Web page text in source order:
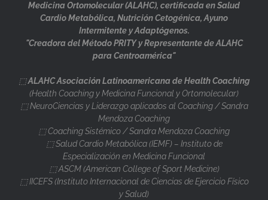
Medicina Ortomolecular (ALAHC), certificada en Salud
Cardio Metabólica, Nutrición Cetogénica, Ayuno
Intermitente y Adaptógenos.
"Creadora del Método PRITY y Representante de ALAHC
para Centroamérica"
⬚ALAHC Asociación Latinoamericana de Health Coaching
(Health Coaching y Medicina Funcional y Ortomolecular)
⬚ NeuroCiencias y Liderazgo aplicados al Coaching / Sandra
Mendoza Coaching
⬚ Coaching Sistémico / Sandra Mendoza Coaching
⬚ Salud Cardio Metabólica (IEMF) – Instituto de
Especialización en Medicina Funcional
⬚ ASCM (American College of Sport Medicine)
⬚ IICEFS (Instituto Internacional de Ciencias de Ejercicio Físico
y Salud)